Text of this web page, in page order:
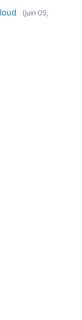
(juin 05,